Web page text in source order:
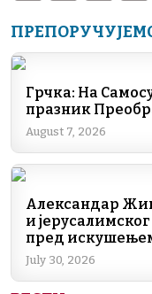
c
b
o
o
k
dI
Грчка: На
празник
August 7, 2026
Александар
и
пред
July 30, 2026